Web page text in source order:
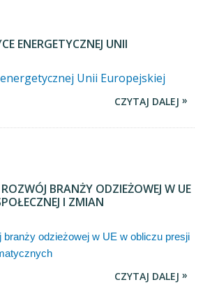
ENERGETYCZNEJ UNII
Unii Europejskiej
CZYTAJ DALEJ
BRANŻY ODZIEŻOWEJ W UE
I ZMIAN
odzieżowej w UE w obliczu presji
CZYTAJ DALEJ